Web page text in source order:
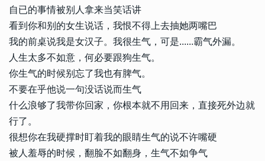
自已的事情被别人拿来当笑话讲
看到你和别的女生说话，我恨不得上去抽她两嘴巴
我的前桌说我是女汉子。我很生气，可是......霸气外漏。
人生太多不如意，何必要跟狗生气。
你生气的时候别忘了我也有脾气。
不要在乎他说一句没话说而生气
什么浪够了我带你回家，你根本就不用回来，直接死外边就
行了。
很想你在我硬撑时盯着我的眼睛生气的说不许嘴硬
被人羞辱的时候，翻脸不如翻身，生气不如争气